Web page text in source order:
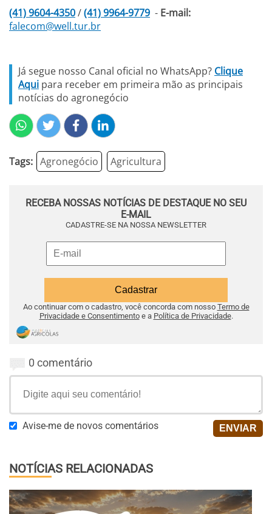
(41) 9604-4350/(41) 9964-9779 - E-mail:
falecom@well.tur.br
Já segue nosso Canal oficial no WhatsApp? Clique
Aqui para receber em primeira mão as principais
notícias do agronegócio
Tags: Agronegócio Agricultura
RECEBA NOSSAS NOTÍCIAS DE DESTAQUE NO SEU
E-MAIL
CADASTRE-SE NA NOSSA NEWSLETTER
Ao continuar com o cadastro, você concorda com nosso Termo de
Privacidade e Consentimentoe a Política de Privacidade.
0 comentário
Avise-me de novos comentários
NOTÍCIAS RELACIONADAS